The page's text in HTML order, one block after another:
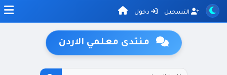
التسجيل دخول
منتدى معلمي الاردن